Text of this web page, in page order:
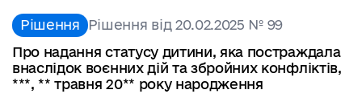
Рішення Рішення від 20.02.2025 № 99
Про надання статусу дитини, яка постраждала
внаслідок воєнних дій та збройних конфліктів,
***, ** травня 20** року народження